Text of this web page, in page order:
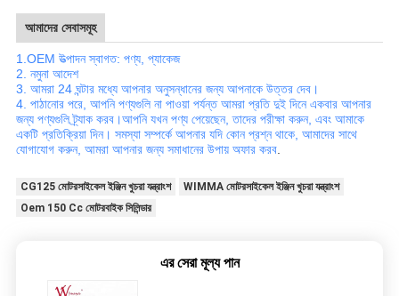
আমাদের সেবাসমূহ
1. OEM উত্পাদন স্বাগত: পণ্য, প্যাকেজ
2. নমুনা আদেশ
3. আমরা 24 ঘন্টার মধ্যে আপনার অনুসন্ধানের জন্য আপনাকে উত্তর দেব।
4. পাঠানোর পরে, আপনি পণ্যগুলি না পাওয়া পর্যন্ত আমরা প্রতি দুই দিনে একবার আপনার
জন্য পণ্যগুলি ট্র্যাক করব।আপনি যখন পণ্য পেয়েছেন, তাদের পরীক্ষা করুন, এবং আমাকে
একটি প্রতিক্রিয়া দিন। সমস্যা সম্পর্কে আপনার যদি কোন প্রশ্ন থাকে, আমাদের সাথে
যোগাযোগ করুন, আমরা আপনার জন্য সমাধানের উপায় অফার করব.
CG125 মোটরসাইকেল ইঞ্জিন খুচরা যন্ত্রাংশ
WIMMA মোটরসাইকেল ইঞ্জিন খুচরা যন্ত্রাংশ
Oem 150 Cc মোটরবাইক সিলিন্ডার
এর সেরা মূল্য পান